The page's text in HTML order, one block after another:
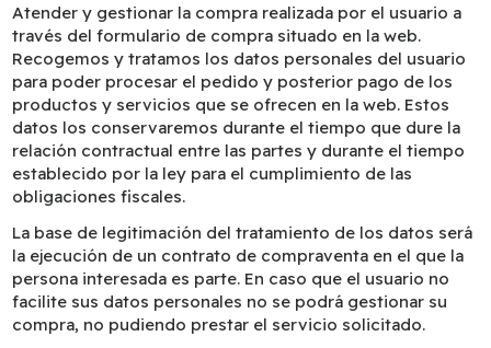
Atender y gestionar la compra realizada por el usuario a
través del formulario de compra situado en la web.
Recogemos y tratamos los datos personales del usuario
para poder procesar el pedido y posterior pago de los
productos y servicios que se ofrecen en la web. Estos
datos los conservaremos durante el tiempo que dure la
relación contractual entre las partes y durante el tiempo
establecido por la ley para el cumplimiento de las
obligaciones fiscales.
La base de legitimación del tratamiento de los datos será
la ejecución de un contrato de compraventa en el que la
persona interesada es parte. En caso que el usuario no
facilite sus datos personales no se podrá gestionar su
compra, no pudiendo prestar el servicio solicitado.